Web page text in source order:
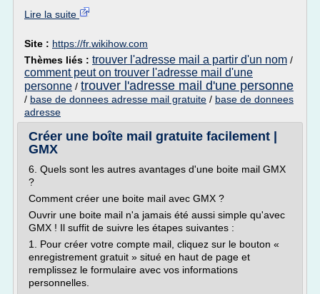
Lire la suite
Site : https://fr.wikihow.com
Thèmes liés : trouver l'adresse mail a partir d'un nom /
comment peut on trouver l'adresse mail d'une
personne / trouver l'adresse mail d'une personne
/ base de donnees adresse mail gratuite / base de donnees
adresse
Créer une boîte mail gratuite facilement |
GMX
6. Quels sont les autres avantages d'une boite mail GMX
?
Comment créer une boite mail avec GMX ?
Ouvrir une boite mail n'a jamais été aussi simple qu'avec
GMX ! Il suffit de suivre les étapes suivantes :
1. Pour créer votre compte mail, cliquez sur le bouton «
enregistrement gratuit » situé en haut de page et
remplissez le formulaire avec vos informations
personnelles.